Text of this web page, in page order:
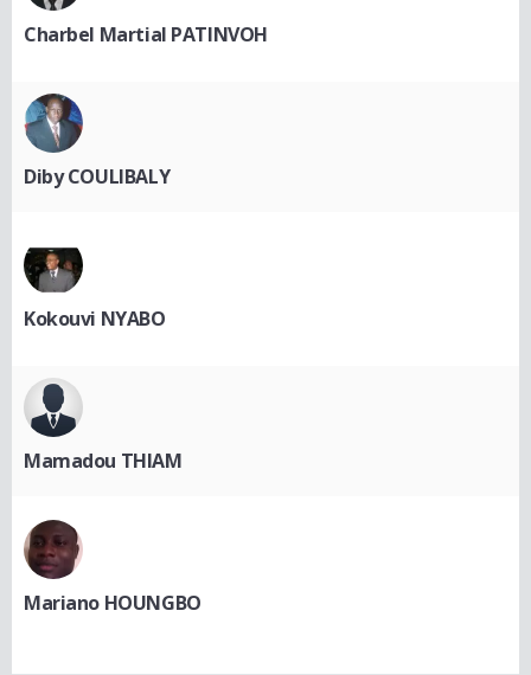
Charbel Martial PATINVOH
Diby COULIBALY
Kokouvi NYABO
Mamadou THIAM
Mariano HOUNGBO